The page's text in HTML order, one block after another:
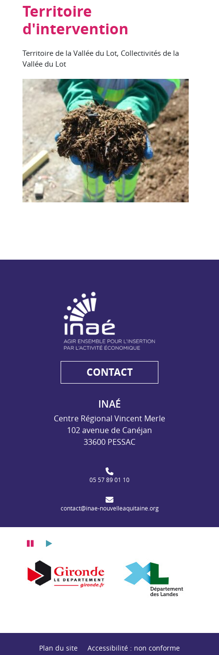
Territoire
d'intervention
Territoire de la Vallée du Lot, Collectivités de la
Vallée du Lot
- Agir ensemble pour l'insertion par l'activité
CONTACT
INAÉ
Centre Régional Vincent Merle
102 avenue de Canéjan
33600 PESSAC
05 57 89 01 10
contact@inae-nouvelleaquitaine.org
PauseLecture
Nouvelle-AquitaineDépartement de la Gironde
Département des
Plan du site Accessibilité : non conforme